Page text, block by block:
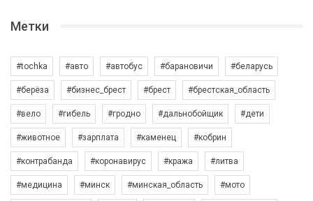
Метки
#tochka #авто #автобус #барановичи #беларусь
#берёза #бизнес_брест #брест #брестская_область
#вело #гибель #гродно #дальнобойщик #дети
#животное #зарплата #каменец #кобрин
#контрабанда #коронавирус #кража #литва
#медицина #минск #минская_область #мото